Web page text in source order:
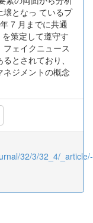
壌となっ ているプ
7 月までに共通
策定して遵守す
ェイクニュース
とされており、
ジメントの概念
32/3/32_4/_article/-